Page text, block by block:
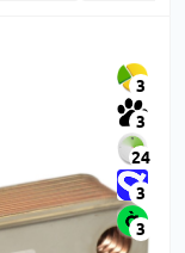
3
3
24
3
3